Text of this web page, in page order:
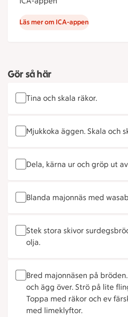
Läs mer om ICA-appen
Gör så här
Tina och skala räkor.
Mjukkoka äggen. Skala och
Dela, kärna ur och gröp ut
Blanda majonnäs med
Stek stora skivor
olja.
Bred majonnäsen på
och ägg över. Strö på lite
Toppa med räkor och ev
med limeklyftor.